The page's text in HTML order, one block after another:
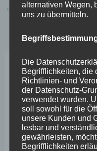
← Vorheriger Beitrag
Neueste
Wefelscheid lehnt
VfL Kesselheim e.V.
Sanierung des
alternativen Wegen,
uns zu übermitteln.
Die
Begrifflichkeiten, die
Richtlinien- und
der Datenschutz-
verwendet wurden.
soll sowohl für die
unsere Kunden und
lesbar und
gewährleisten,
Begrifflichkeiten